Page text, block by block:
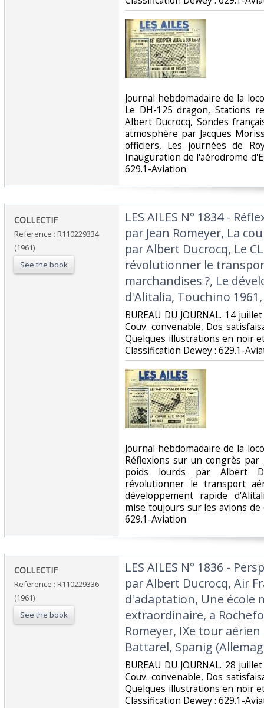
‎Journal hebdomadaire de la
Le DH-125 dragon, Stations
Albert Ducrocq, Sondes
atmosphère par Jacques
officiers, Les journées de
Inauguration de l'aérodrome
629.1-Aviation‎
‎COLLECTIF‎
Reference : R110229334
(1961)
See the book
‎LES AILES N° 1834 -
par Jean Romeyer, La
par Albert Ducrocq, Le
révolutionner le
marchandises ?, Le
d'Alitalia, Touchino 1961,
‎BUREAU DU JOURNAL. 14
Couv. convenable, Dos
Quelques illustrations en noir
Classification Dewey : 629.1-
‎Journal hebdomadaire de la
Réflexions sur un congrès par
poids lourds par Albert
révolutionner le transport
développement rapide
mise toujours sur les avions de
629.1-Aviation‎
‎COLLECTIF‎
Reference : R110229336
(1961)
See the book
‎LES AILES N° 1836 -
par Albert Ducrocq, Air
d'adaptation, Une école
extraordinaire, a
Romeyer, IXe tour
Battarel, Spanig
‎BUREAU DU JOURNAL. 28
Couv. convenable, Dos
Quelques illustrations en noir
Classification Dewey : 629.1-